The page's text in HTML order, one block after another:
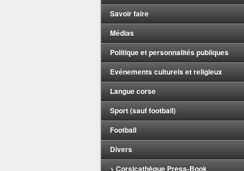
Savoir faire
Médias
Politique et personnalités publiques
Evénements culturels et religieux
Langue corse
Sport (sauf football)
Football
Divers
> Corsicathèque Press-Book